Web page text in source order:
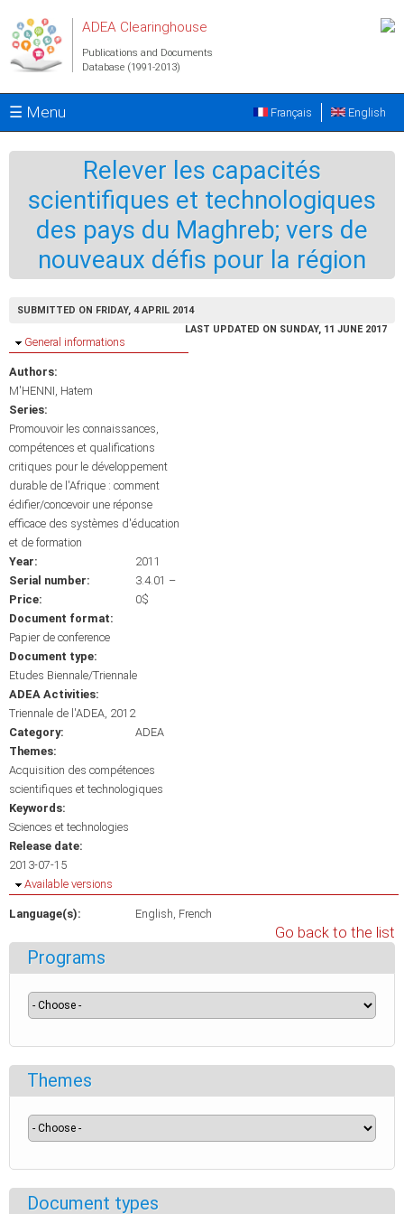
ADEA Clearinghouse
Publications and Documents
Database (1991-2013)
☰ Menu English
Français
Relever les capacités
scientifiques et technologiques
des pays du Maghreb; vers de
nouveaux défis pour la région
SUBMITTED ON FRIDAY, 4 APRIL 2014
LAST UPDATED ON SUNDAY, 11 JUNE 2017
Hide
General informations
Authors:
M'HENNI, Hatem
Series:
Promouvoir les connaissances,
compétences et qualifications
critiques pour le développement
durable de l'Afrique : comment
édifier/concevoir une réponse
efficace des systèmes d'éducation
et de formation
Year:
2011
Serial number:
3.4.01 –
Price:
0$
Document format:
Papier de conference
Document type:
Etudes Biennale/Triennale
ADEA Activities:
Triennale de l'ADEA, 2012
Category:
ADEA
Themes:
Acquisition des compétences
scientifiques et technologiques
Keywords:
Sciences et technologies
Release date:
2013-07-15
Hide
Available versions
Language(s): English French
Go back to the list
Programs
Themes
Document types